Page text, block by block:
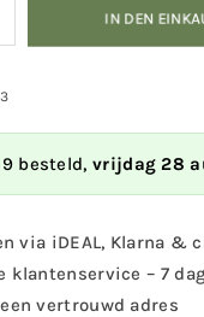
IN DEN
besteld, vrijdag 28
via iDEAL, Klarna &
klantenservice – 7
vertrouwd adres